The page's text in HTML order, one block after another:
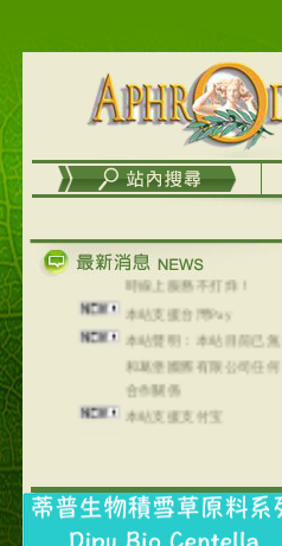
在外租屋者、居住處無管
理員、不方便在工作地點
取件者，歡迎多多使用
【郵局i郵箱】的服務喔～
【i郵箱】設立的地點，請
進入內頁連結～
時線上服務不打烊！
本站支援台灣Pay
本站聲明：本站目前已無
和葛堡國際有限公司任何
合作關係
本站支援支付宝
2017年1月1日起，中国大